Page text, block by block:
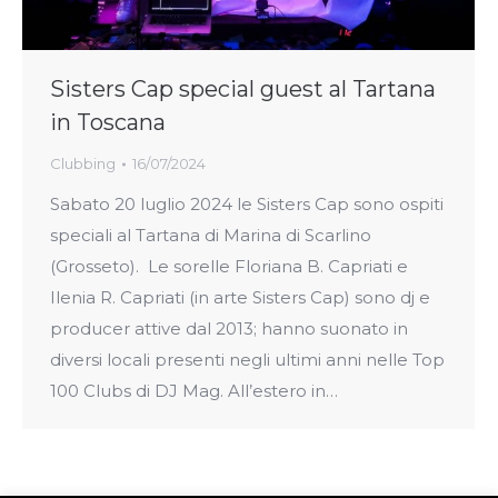
Sisters Cap special guest al Tartana
in Toscana
Clubbing 16/07/2024
Sabato 20 luglio 2024 le Sisters Cap sono ospiti
speciali al Tartana di Marina di Scarlino
(Grosseto). Le sorelle Floriana B. Capriati e
Ilenia R. Capriati (in arte Sisters Cap) sono dj e
producer attive dal 2013; hanno suonato in
diversi locali presenti negli ultimi anni nelle Top
100 Clubs di DJ Mag. All’estero in…